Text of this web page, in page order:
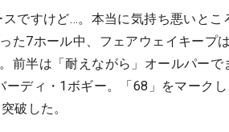
スですけど…。本当に気持ち悪いと
た7ホール中、フェアウェイキープ
前半は「耐えながら」オールパーで
ディ・1ボギー。「68」をマーク
破した。